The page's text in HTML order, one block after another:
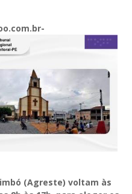
(Agreste) voltam às